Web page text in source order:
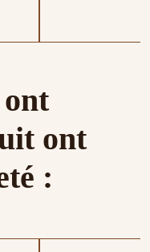
ont
: